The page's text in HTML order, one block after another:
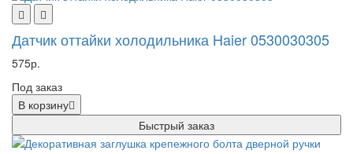
Датчик оттайки холодильника Haier 0530030305
575р.
Под заказ
В корзину
Быстрый заказ